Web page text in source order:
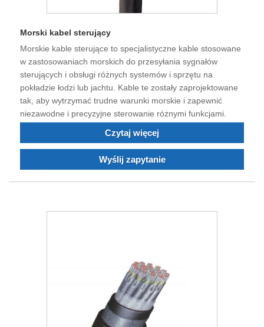
Morski kabel sterujący
Morskie kable sterujące to specjalistyczne kable stosowane
w zastosowaniach morskich do przesyłania sygnałów
sterujących i obsługi różnych systemów i sprzętu na
pokładzie łodzi lub jachtu. Kable te zostały zaprojektowane
tak, aby wytrzymać trudne warunki morskie i zapewnić
niezawodne i precyzyjne sterowanie różnymi funkcjami.
Czytaj więcej
Wyślij zapytanie